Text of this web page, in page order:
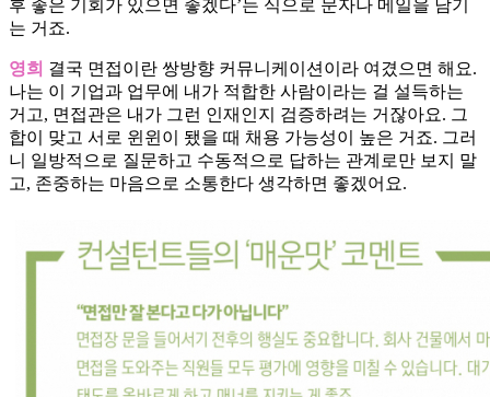
후 좋은 기회가 있으면 좋겠다’는 식으로 문자나 메일을 남기
는 거죠.
영희 결국 면접이란 쌍방향 커뮤니케이션이라 여겼으면 해요.
나는 이 기업과 업무에 내가 적합한 사람이라는 걸 설득하는
거고, 면접관은 내가 그런 인재인지 검증하려는 거잖아요. 그
합이 맞고 서로 윈윈이 됐을 때 채용 가능성이 높은 거죠. 그러
니 일방적으로 질문하고 수동적으로 답하는 관계로만 보지 말
고, 존중하는 마음으로 소통한다 생각하면 좋겠어요.